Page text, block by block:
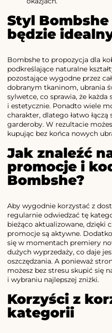
Styl
będzie
Bombshe to propozycja dla
podkreślające naturalne
pozostające wygodne przez
dobranym tkaninom, ubrania
sylwetce, co sprawia, że
i estetycznie. Ponadto wiele
charakter, dlatego łatwo
garderoby. W rezultacie
kupując bez końca nowych
Jak znaleźć
promocje i
Bombshe?
Aby wygodnie korzystać z
regularnie odwiedzać tę
bieżąco aktualizowane, dzięki
promocje są aktywne.
się w momentach premiery
dużych wyprzedaży, co daje
oszczędzania. A ponieważ
możesz bez stresu skupić się
i wybraniu najlepszej zniżki.
Korzyści z
kategorii